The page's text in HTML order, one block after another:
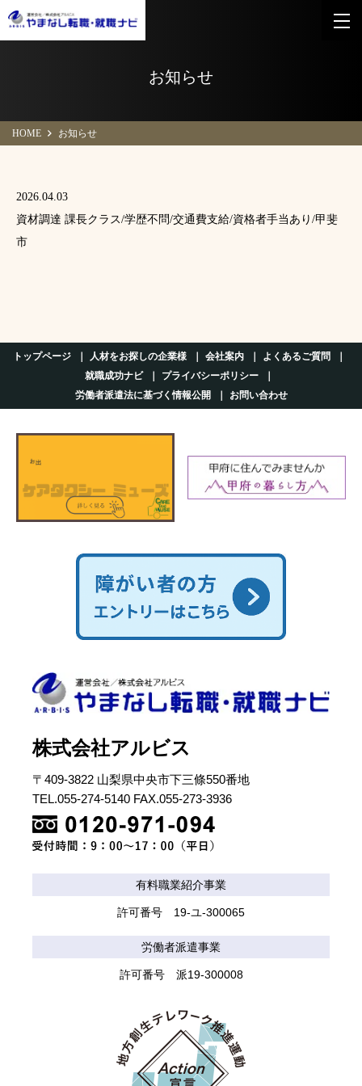
お知らせ
HOME お知らせ
2026.04.03
資材調達 課長クラス/学歴不問/交通費支給/資格者手当あり/甲斐
市
トップページ 人材をお探しの企業様 会社案内
よくあるご質問
就職成功ナビ
プライバシーポリシー
労働者派遣法に基づく情報公開
お問い合わせ
株式会社アルビス
〒409-3822 山梨県中央市下三條550番地
TEL.055-274-5140 FAX.055-273-3936
有料職業紹介事業
許可番号 19-ユ-300065
労働者派遣事業
許可番号 派19-300008